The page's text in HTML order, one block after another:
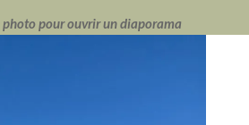
photo pour ouvrir un diaporama